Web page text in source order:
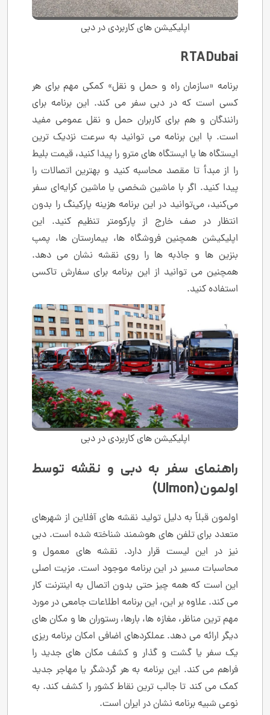
اپلیکیشن های کاربردی در دبی
RTA Dubai
برنامه «سازمان راه و حمل و نقل» کمکی مهم برای هر
کسی است که در دبی سفر می کند. این برنامه برای
رانندگان و هم برای کاربران حمل و نقل عمومی مفید
است. با این برنامه می توانید به سرعت نزدیک ترین
ایستگاه ها یا ایستگاه های مترو را پیدا کنید، قیمت بلیط
را از مبدأ تا مقصد محاسبه کنید و بهترین اتصالات را
پیدا کنید. اگر با ماشین شخصی یا ماشین کرایه‌ای سفر
می‌کنید، می‌توانید در این برنامه هزینه پارکینگ را بدون
انتظار در صف خارج از پارکومتر تنظیم کنید. این
اپلیکیشن همچنین فروشگاه ها، بیمارستان ها، پمپ
بنزین ها و جاذبه ها را روی نقشه نشان می دهد.
همچنین می توانید از این برنامه برای سفارش تاکسی
استفاده کنید.
اپلیکیشن های کاربردی در دبی
راهنمای سفر به دبی و نقشه توسط
اولمون (Ulmon)
اولمون قبلاً به دلیل تولید نقشه های آفلاین از شهرهای
متعدد برای تلفن های هوشمند شناخته شده است. دبی
نیز در این لیست قرار دارد. نقشه های معمول و
محاسبات مسیر در این برنامه موجود است. مزیت اصلی
این است که همه چیز حتی بدون اتصال به اینترنت کار
می کند. علاوه بر این، این برنامه اطلاعات جامعی در مورد
مهم ترین مناظر، مغازه ها، بارها، رستوران ها و مکان های
دیگر ارائه می دهد. عملکردهای اضافی امکان برنامه ریزی
یک سفر یا گشت و گذار و کشف مکان های جدید را
فراهم می کند. این برنامه به هر گردشگر یا مهاجر جدید
کمک می کند تا جالب ترین نقاط کشور را کشف کند. به
نوعی شبیه برنامه نشان در ایران است.